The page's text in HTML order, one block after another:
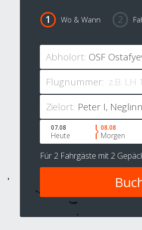
Wo & Wann
Abholort:
Flugnummer:
Zielort:
07.08
Heute
08.08
Morgen
Für 2 Fahrgäste mit 2